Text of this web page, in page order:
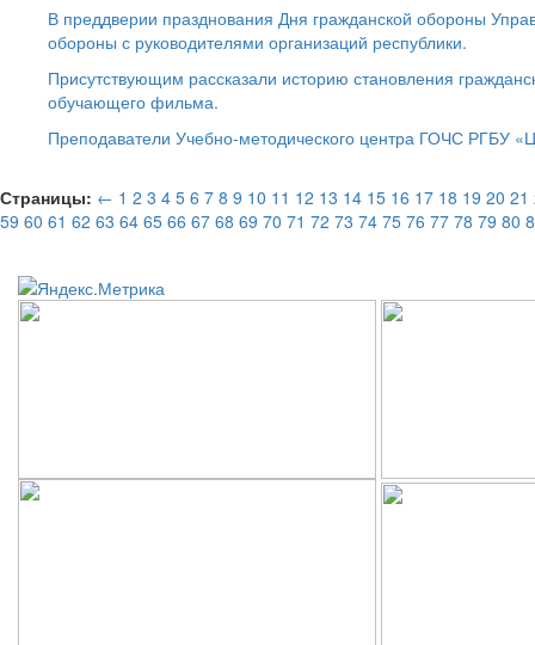
В преддверии празднования Дня гражданской обороны
обороны с руководителями организаций республики.
Присутствующим рассказали историю становления
обучающего фильма.
Преподаватели Учебно-методического центра ГОЧС РГБУ
Страницы: ← 1 2 3 4 5 6 7 8 9 10 11 12 13 14 15 16 17 18 19 20 21
59 60 61 62 63 64 65 66 67 68 69 70 71 72 73 74 75 76 77 78 79 80